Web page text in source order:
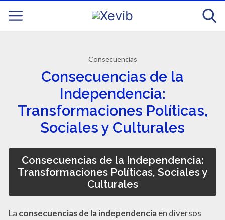
Consecuencias
Consecuencias de la
Independencia:
Transformaciones Políticas,
Sociales y Culturales
Consecuencias de la Independencia:
Transformaciones Políticas, Sociales y
Culturales
La consecuencias de la independenciaen diversos